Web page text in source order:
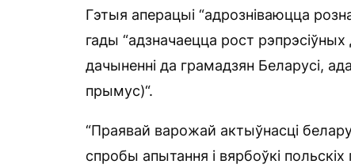
Гэтыя аперацыі “адрозніваюцца
гады “адзначаецца рост
дачыненні да грамадзян Беларусі,
прымус)“.
“Праявай варожай актыўнасці
спробы апытання і вярбоўкі